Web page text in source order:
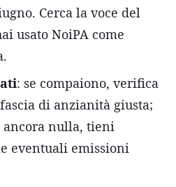
Cerca la voce del
usato NoiPA come
: se compaiono, verifica
di anzianità giusta;
ancora nulla, tieni
eventuali emissioni